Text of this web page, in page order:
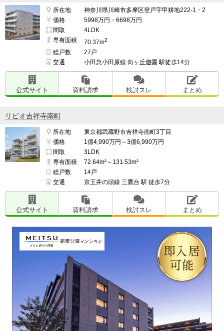
所在地
神奈川県川崎市多摩区登戸字甲耕地222-1・2
価格
5998万円・6698万円
間取
4LDK
専有面積
70.37m2
総戸数
27戸
交通
小田急小田原線 向ヶ丘遊園 駅徒歩14分
公式サイト 資料請求 検討スレ まとめ
リビオ吉祥寺南町
所在地
東京都武蔵野市吉祥寺南町3丁目
価格
1億4,990万円～3億6,990万円
間取
3LDK
専有面積
72.64m²～131.53m²
総戸数
14戸
交通
京王井の頭線 三鷹台 駅 徒歩7分
公式サイト 資料請求 検討スレ まとめ